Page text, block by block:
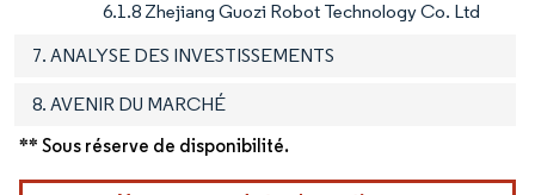
6.1.8 Zhejiang Guozi Robot Technology Co. Ltd
7. ANALYSE DES INVESTISSEMENTS
8. AVENIR DU MARCHÉ
** Sous réserve de disponibilité.